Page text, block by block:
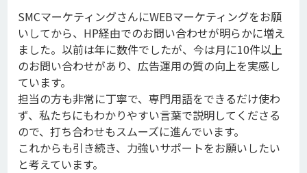
SMCマーケティングさんにWEBマーケティングをお願
いしてから、HP経由でのお問い合わせが明らかに増え
ました。以前は年に数件でしたが、今は月に10件以上
のお問い合わせがあり、広告運用の質の向上を実感し
ています。
担当の方も非常に丁寧で、専門用語をできるだけ使わ
ず、私たちにもわかりやすい言葉で説明してくださる
ので、打ち合わせもスムーズに進んでいます。
これからも引き続き、力強いサポートをお願いしたい
と考えています。